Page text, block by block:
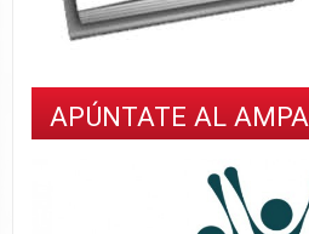
APÚNTATE AL AMPA